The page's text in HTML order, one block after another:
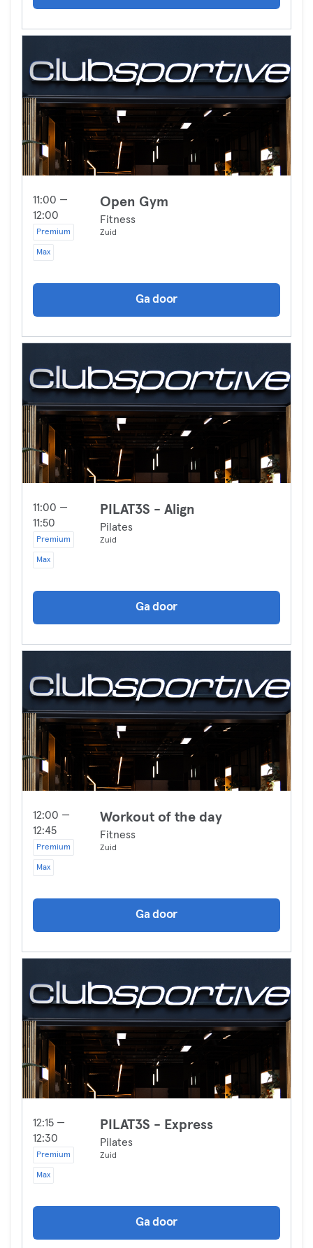
11:00 —
12:00
Premium
Max
Open Gym
Fitness
Zuid
Ga door
11:00 —
11:50
Premium
Max
PILAT3S - Align
Pilates
Zuid
Ga door
12:00 —
12:45
Premium
Max
Workout of the day
Fitness
Zuid
Ga door
12:15 —
12:30
Premium
Max
PILAT3S - Express
Pilates
Zuid
Ga door